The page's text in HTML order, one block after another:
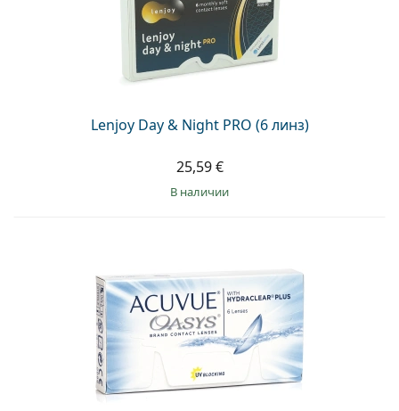
Lenjoy Day & Night PRO (6 линз)
25,59 €
в наличии